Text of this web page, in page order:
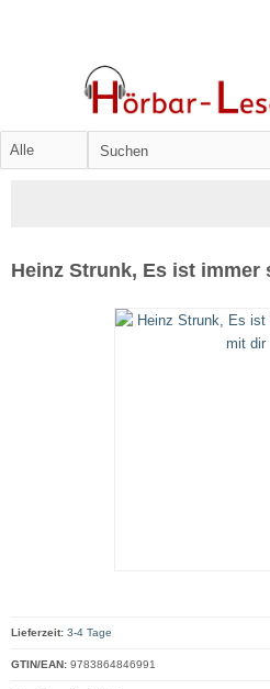
Heinz Strunk, Es ist
Lieferzeit: 3-4 Tage
GTIN/EAN: 9783864846991